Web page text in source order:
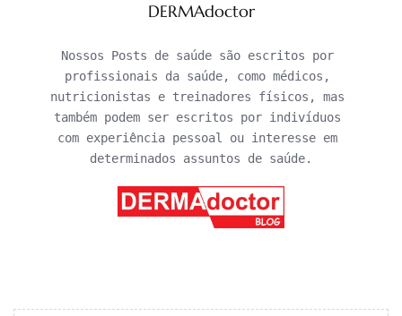
DERMAdoctor
Nossos Posts de saúde são escritos por
profissionais da saúde, como médicos,
nutricionistas e treinadores físicos, mas
também podem ser escritos por indivíduos
com experiência pessoal ou interesse em
determinados assuntos de saúde.